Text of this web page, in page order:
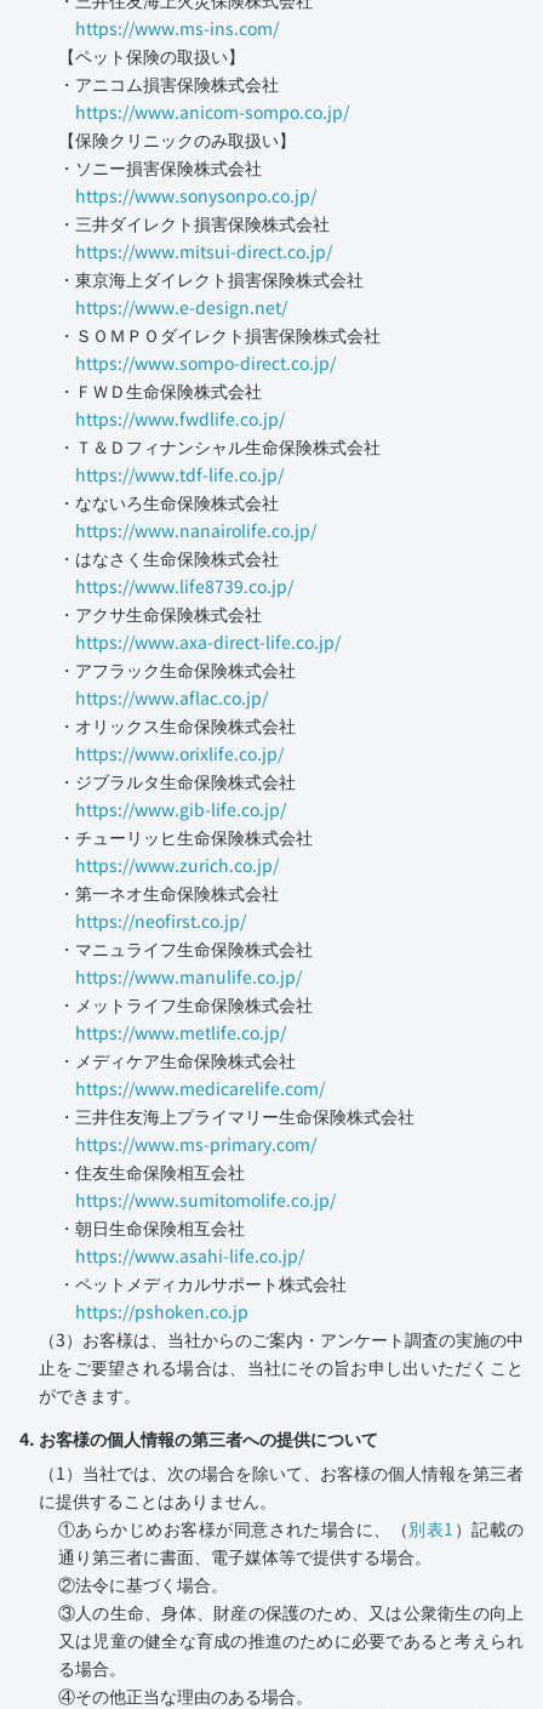
https://www.ms-ins.com/
【ペット保険の取扱い】
・アニコム損害保険株式会社
https://www.anicom-sompo.co.jp/
【保険クリニックのみ取扱い】
・ソニー損害保険株式会社
https://www.sonysonpo.co.jp/
・三井ダイレクト損害保険株式会社
https://www.mitsui-direct.co.jp/
・東京海上ダイレクト損害保険株式会社
https://www.e-design.net/
・ＳＯＭＰＯダイレクト損害保険株式会社
https://www.sompo-direct.co.jp/
・ＦＷＤ生命保険株式会社
https://www.fwdlife.co.jp/
・Ｔ＆Ｄフィナンシャル生命保険株式会社
https://www.tdf-life.co.jp/
・なないろ生命保険株式会社
https://www.nanairolife.co.jp/
・はなさく生命保険株式会社
https://www.life8739.co.jp/
・アクサ生命保険株式会社
https://www.axa-direct-life.co.jp/
・アフラック生命保険株式会社
https://www.aflac.co.jp/
・オリックス生命保険株式会社
https://www.orixlife.co.jp/
・ジブラルタ生命保険株式会社
https://www.gib-life.co.jp/
・チューリッヒ生命保険株式会社
https://www.zurich.co.jp/
・第一ネオ生命保険株式会社
https://neofirst.co.jp/
・マニュライフ生命保険株式会社
https://www.manulife.co.jp/
・メットライフ生命保険株式会社
https://www.metlife.co.jp/
・メディケア生命保険株式会社
https://www.medicarelife.com/
・三井住友海上プライマリー生命保険株式会社
https://www.ms-primary.com/
・住友生命保険相互会社
https://www.sumitomolife.co.jp/
・朝日生命保険相互会社
https://www.asahi-life.co.jp/
・ペットメディカルサポート株式会社
https://pshoken.co.jp
（3）お客様は、当社からのご案内・アンケート調査の実施の中
止をご要望される場合は、当社にその旨お申し出いただくこと
ができます。
4. お客様の個人情報の第三者への提供について
（1）当社では、次の場合を除いて、お客様の個人情報を第三者
に提供することはありません。
①あらかじめお客様が同意された場合に、（別表1 ）記載の
通り第三者に書面、電子媒体等で提供する場合。
②法令に基づく場合。
③人の生命、身体、財産の保護のため、又は公衆衛生の向上
又は児童の健全な育成の推進のために必要であると考えられ
る場合。
④その他正当な理由のある場合。